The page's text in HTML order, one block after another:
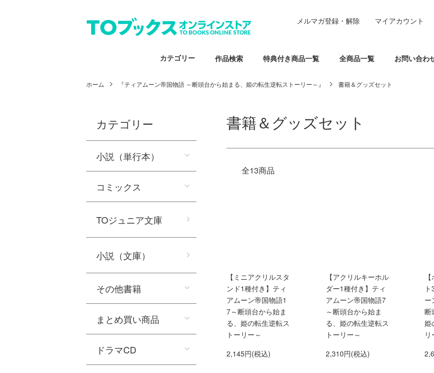
カテゴリー 作品検索 特典付き商品一覧 全商品一覧 お問い合わ
メルマガ登録・解除 マイアカウント
ホーム 『ティアムーン帝国物語 ～断頭台から始まる、姫の転生逆転ストーリー～』 書籍＆グッズセット
書籍＆グッズセット
全13商品
【ミニアクリルスタ
ンド1種付き】ティ
アムーン帝国物語1
7～断頭台から始ま
る、姫の転生逆転ス
トーリー～
2,145円(税込)
【アクリルキーホル
ダー1種付き】ティ
アムーン帝国物語7
～断頭台から始ま
る、姫の転生逆転ス
トーリー～
2,310円(税込)
ー
断
姫
リ
カテゴリー
小説（単行本）
コミックス
TOジュニア文庫
小説（文庫）
その他書籍
まとめ買い商品
ドラマCD